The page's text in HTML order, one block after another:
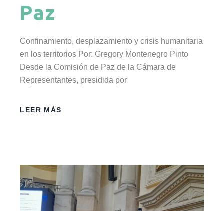
Paz
Confinamiento, desplazamiento y crisis humanitaria
en los territorios Por: Gregory Montenegro Pinto
Desde la Comisión de Paz de la Cámara de
Representantes, presidida por
LEER MÁS